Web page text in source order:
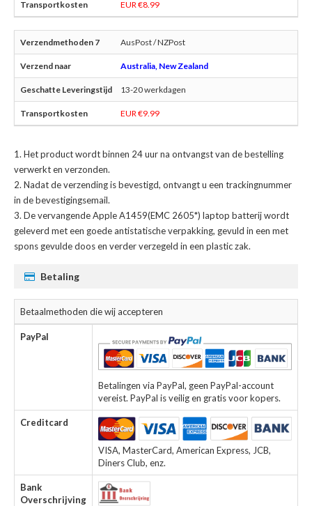
EUR €8.99
AusPost / NZPost
Australia, New Zealand
13-20 werkdagen
EUR €9.99
Het product wordt binnen 24 uur na ontvangst van de bestelling
verwerkt en verzonden.
Nadat de verzending is bevestigd, ontvangt u een trackingnummer
in de bevestigingsemail.
Devervangende Apple A1459(EMC 2605*) laptop batterijwordt
geleverd met een goede antistatische verpakking, gevuld in een met
spons gevulde doos en verder verzegeld in een plastic zak.
Betaling
Betaalmethoden die wij accepteren
PayPal
Betalingen via PayPal, geen PayPal-account
vereist. PayPal is veilig en gratis voor kopers.
Creditcard
VISA, MasterCard, American Express, JCB,
Diners Club, enz.
Bank
Overschrijving